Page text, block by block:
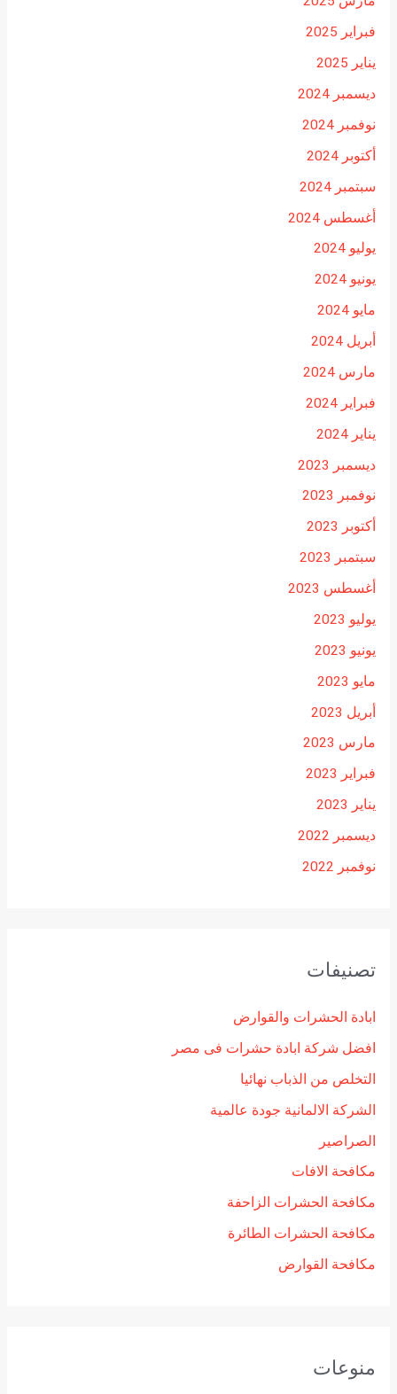
فبراير 2025
يناير 2025
ديسمبر 2024
نوفمبر 2024
أكتوبر 2024
سبتمبر 2024
أغسطس 2024
يوليو 2024
يونيو 2024
مايو 2024
أبريل 2024
مارس 2024
فبراير 2024
يناير 2024
ديسمبر 2023
نوفمبر 2023
أكتوبر 2023
سبتمبر 2023
أغسطس 2023
يوليو 2023
يونيو 2023
مايو 2023
أبريل 2023
مارس 2023
فبراير 2023
يناير 2023
ديسمبر 2022
نوفمبر 2022
تصنيفات
ابادة الحشرات والقوارض
افضل شركة ابادة حشرات فى مصر
التخلص من الذباب نهائيا
الشركة الالمانية جودة عالمية
الصراصير
مكافحة الافات
مكافحة الحشرات الزاحفة
مكافحة الحشرات الطائرة
مكافحة القوارض
منوعات